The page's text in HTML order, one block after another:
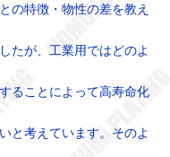
の特徴・物性の差を教え
たが、工業用ではどのよ
ることによって高寿命化
と考えています。そのよ